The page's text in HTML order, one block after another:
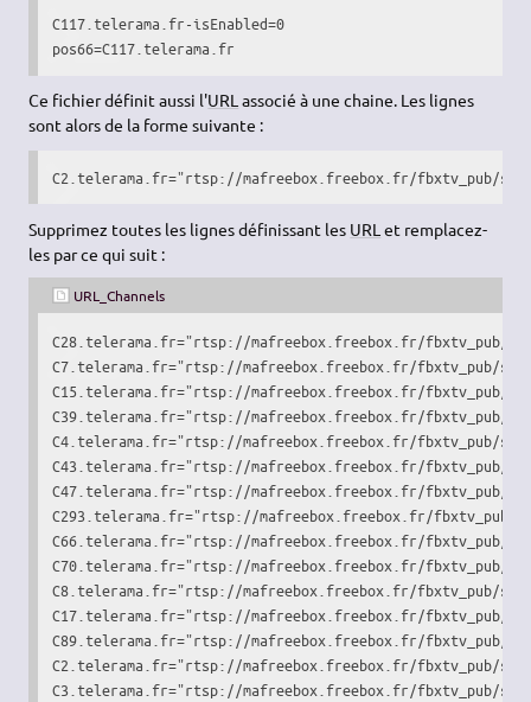
C117.telerama.fr-isEnabled=0
pos66=C117.telerama.fr
Ce fichier définit aussi l'URL associé à une chaine. Les lignes
sont alors de la forme suivante :
C2.telerama.fr="rtsp://mafreebox.freebox.fr/fbxtv_pub/
Supprimez toutes les lignes définissant les URL et remplacez-
les par ce qui suit :
URL_Channels
C28.telerama.fr="rtsp://mafreebox.freebox.fr/fbxtv_pub/
C7.telerama.fr="rtsp://mafreebox.freebox.fr/fbxtv_pub/
C15.telerama.fr="rtsp://mafreebox.freebox.fr/fbxtv_pub/
C39.telerama.fr="rtsp://mafreebox.freebox.fr/fbxtv_pub/
C4.telerama.fr="rtsp://mafreebox.freebox.fr/fbxtv_pub/
C43.telerama.fr="rtsp://mafreebox.freebox.fr/fbxtv_pub/
C47.telerama.fr="rtsp://mafreebox.freebox.fr/fbxtv_pub/
C293.telerama.fr="rtsp://mafreebox.freebox.fr/fbxtv_pub/
C66.telerama.fr="rtsp://mafreebox.freebox.fr/fbxtv_pub/
C70.telerama.fr="rtsp://mafreebox.freebox.fr/fbxtv_pub/
C8.telerama.fr="rtsp://mafreebox.freebox.fr/fbxtv_pub/
C17.telerama.fr="rtsp://mafreebox.freebox.fr/fbxtv_pub/
C89.telerama.fr="rtsp://mafreebox.freebox.fr/fbxtv_pub/
C2.telerama.fr="rtsp://mafreebox.freebox.fr/fbxtv_pub/
C3.telerama.fr="rtsp://mafreebox.freebox.fr/fbxtv_pub/